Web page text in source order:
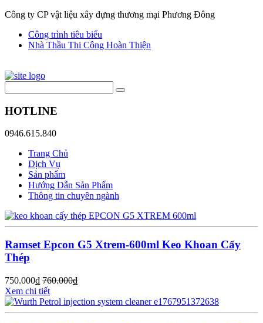
Công ty CP vật liệu xây dựng thương mại Phương Đông
Công trình tiêu biểu
Nhà Thầu Thi Công Hoàn Thiện
HOTLINE
0946.615.840
Trang Chủ
Dịch Vụ
Sản phẩm
Hướng Dẫn Sản Phẩm
Thông tin chuyên ngành
Ramset Epcon G5 Xtrem-600ml Keo Khoan Cấy
Thép
750.000₫ 760.000₫
Xem chi tiết